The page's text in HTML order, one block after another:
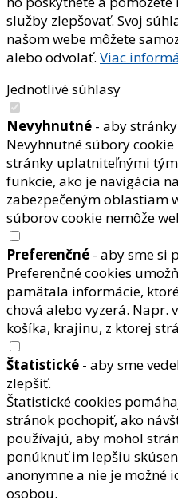
služby zlepšovať. Svoj
našom webe môžete
alebo odvolať. Viac
Jednotlivé súhlasy
Nevyhnutné - aby
Nevyhnutné súbory
stránky uplatniteľnými
funkcie, ako je navigácia
zabezpečeným oblastiam
súborov cookie nemôže
Preferenčné - aby sme si
Preferenčné cookies
pamätala informácie,
chová alebo vyzerá. Napr.
košíka, krajinu, z ktorej
Štatistické - aby sme
zlepšiť.
Štatistické cookies
stránok pochopiť, ako
používajú, aby mohol
ponúknuť im lepšiu
anonymne a nie je možné
osobou.